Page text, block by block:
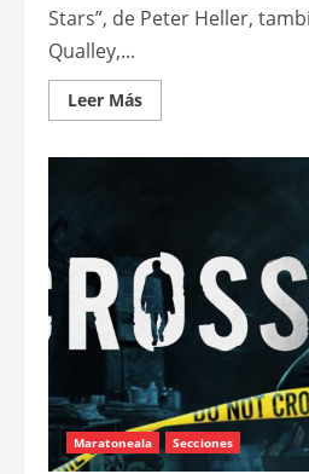
Stars”, de Peter Heller,
Qualley,...
Leer MásLeer
más
de
los
últimos”,
dirigida
por
Ridley
Scott
con
Jacob
Elordi
y
Josh
Brolin
Maratoneala Secciones